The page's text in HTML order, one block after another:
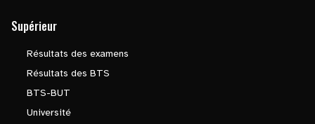
Supérieur
Résultats des examens
Résultats des BTS
BTS-BUT
Université